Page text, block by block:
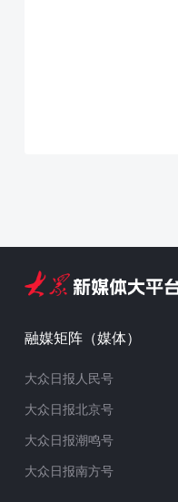
融媒矩阵（媒体）
大众日报人民号
大众日报北京号
大众日报潮鸣号
大众日报南方号